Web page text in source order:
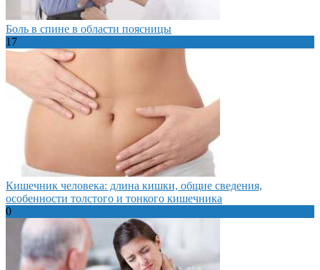
Боль в спине в области поясницы
17
Кишечник человека: длина кишки, общие сведения,
особенности толстого и тонкого кишечника
0